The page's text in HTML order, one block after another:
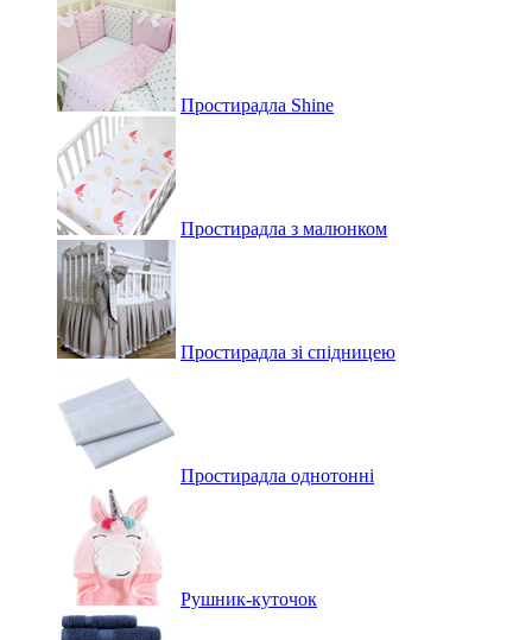
Простирадла Shine
Простирадла з малюнком
Простирадла зі спідницею
Простирадла однотонні
Рушник-куточок